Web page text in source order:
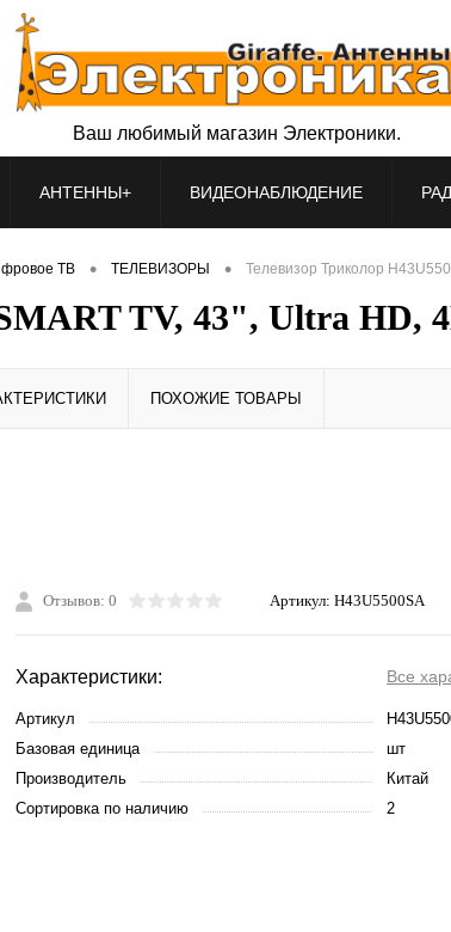
Ваш любимый магазин Электроники.
АНТЕННЫ+ ВИДЕОНАБЛЮДЕНИЕ
ТВ • ТЕЛЕВИЗОРЫ • Телевизор Триколор
TV, 43", Ultra HD,
ПОХОЖИЕ ТОВАРЫ
Отзывов: 0 Артикул: H43U5500SA
Характеристики: Все
Артикул
Базовая единица
шт
Производитель
Китай
Сортировка по наличию
2